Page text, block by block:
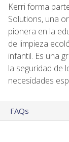
Kerri forma
Solutions, una
pionera en la
de limpieza
infantil. Es una
la seguridad de
necesidades
FAQs